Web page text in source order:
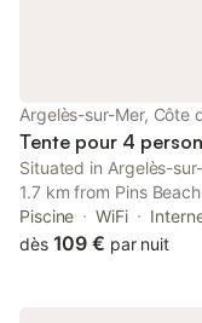
Argelès-sur-Mer, Côte
Tente pour 4
Situated in Argelès-
1.7 km from Pins
sur Mer - Velvet 2 - 4P
Piscine WiFi
dès 109 € par nuit